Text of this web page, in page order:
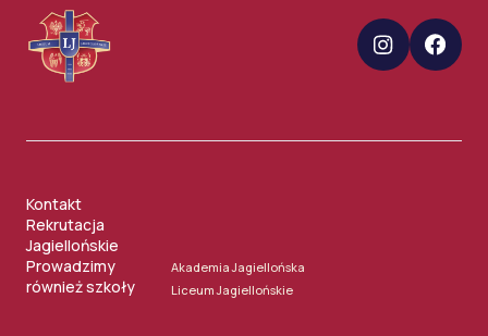
Kontakt
Rekrutacja
Jagiellońskie
Prowadzimy
również szkoły
Akademia Jagiellońska
Liceum Jagiellońskie